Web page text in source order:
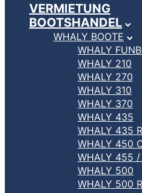
VERMIETUNG
BOOTSHANDEL
WHALY BOOTE
WHALY
WHALY 210
WHALY 270
WHALY 310
WHALY 370
WHALY 435
WHALY 435 R
WHALY 450
WHALY 455
WHALY 500
WHALY 500 R